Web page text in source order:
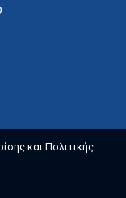
και Πολιτικής